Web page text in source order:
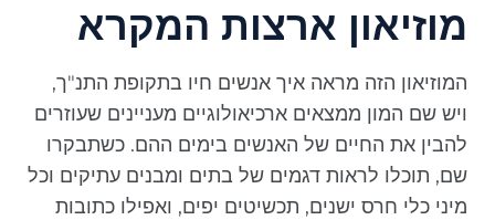
מוזיאון ארצות המקרא
המוזיאון הזה מראה איך אנשים חיו בתקופת התנ"ך,
ויש שם המון ממצאים ארכיאולוגיים מעניינים שעוזרים
להבין את החיים של האנשים בימים ההם. כשתבקרו
שם, תוכלו לראות דגמים של בתים ומבנים עתיקים וכל
מיני כלי חרס ישנים, תכשיטים יפים, ואפילו כתובות